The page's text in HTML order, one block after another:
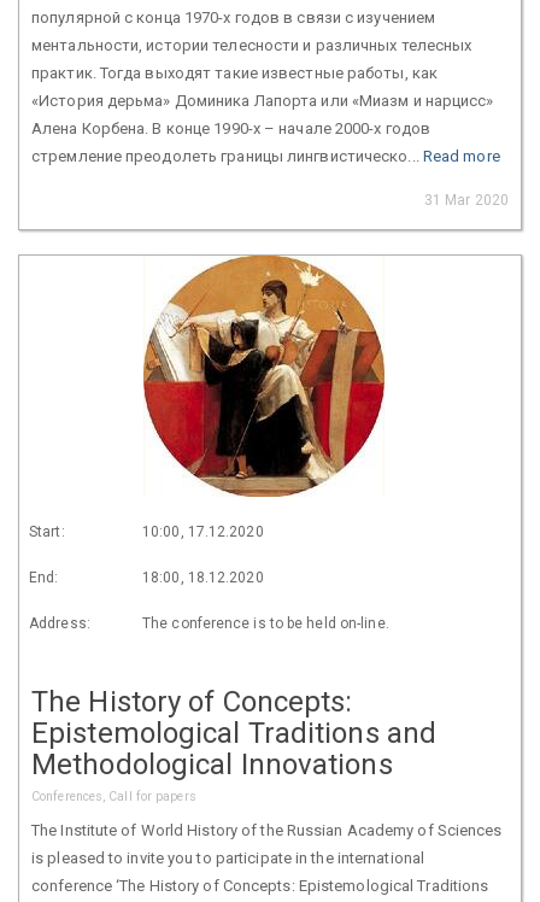
популярной с конца 1970-х годов в связи с изучением
ментальности, истории телесности и различных телесных
практик. Тогда выходят такие известные работы, как
«История дерьма» Доминика Лапорта или «Миазм и нарцисс»
Алена Корбена. В конце 1990-х – начале 2000-х годов
стремление преодолеть границы лингвистическо... Read more
31 Mar 2020
Start: 10:00, 17.12.2020
End: 18:00, 18.12.2020
Address: The conference is to be held on-line.
The History of Concepts:
Epistemological Traditions and
Methodological Innovations
Conferences, Call for papers
The Institute of World History of the Russian Academy of Sciences
is pleased to invite you to participate in the international
conference ‘The History of Concepts: Epistemological Traditions